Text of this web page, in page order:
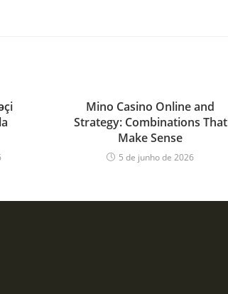
Mino Casino Online and
Strategy: Combinations That
Make Sense
5 de junho de 2026